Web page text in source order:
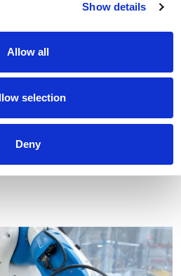
Show details
Allow all
selection
Deny
MATE-XB,
indossabile progettato